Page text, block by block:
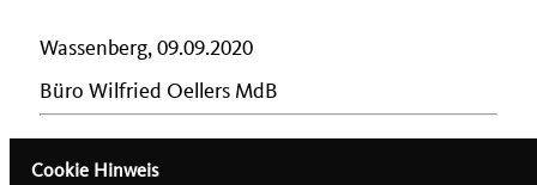
Wassenberg, 09.09.2020
Büro Wilfried Oellers MdB
Cookie Hinweis